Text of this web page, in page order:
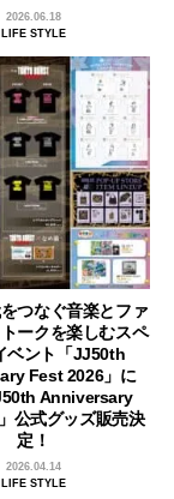
2026.06.18
LIFE STYLE
つなぐ音楽とファ
ークを楽しむスペ
ベント「JJ50th
Fest 2026」に
Anniversary
公式グッズ販売決
定！
2026.04.14
LIFE STYLE